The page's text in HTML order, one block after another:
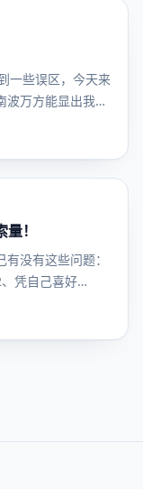
一些误区，今天来
波万方能显出我…
！
没有这些问题：
凭自己喜好…